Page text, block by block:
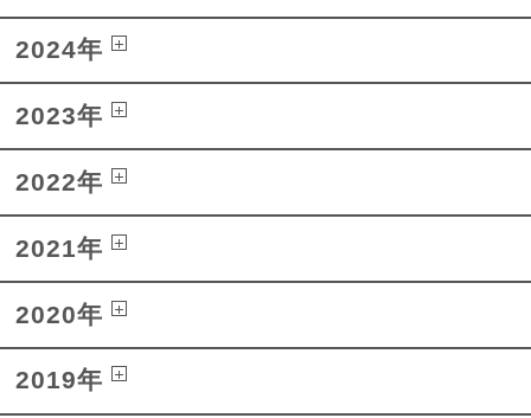
2024年
2023年
2022年
2021年
2020年
2019年